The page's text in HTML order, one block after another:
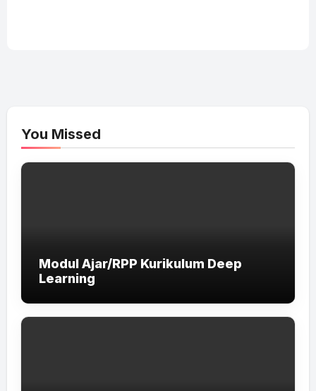
You Missed
Modul Ajar/RPP Kurikulum Deep
Learning